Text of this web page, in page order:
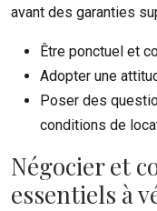
avant des garanties
Être ponctuel et
Adopter une
Poser des
conditions de
Négocier et
essentiels à